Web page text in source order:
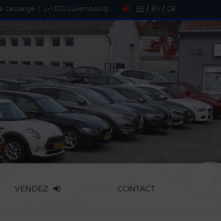
Cessange L-1320 Luxembourg FR / EN / DE
VENDEZ CONTACT